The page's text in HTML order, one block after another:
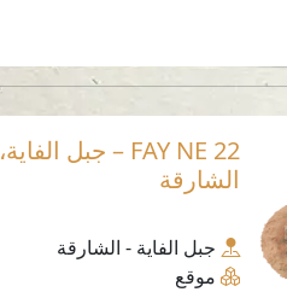
FAY NE 22 – جبل الفاية،
الشارقة
جبل الفاية - الشارقة
موقع